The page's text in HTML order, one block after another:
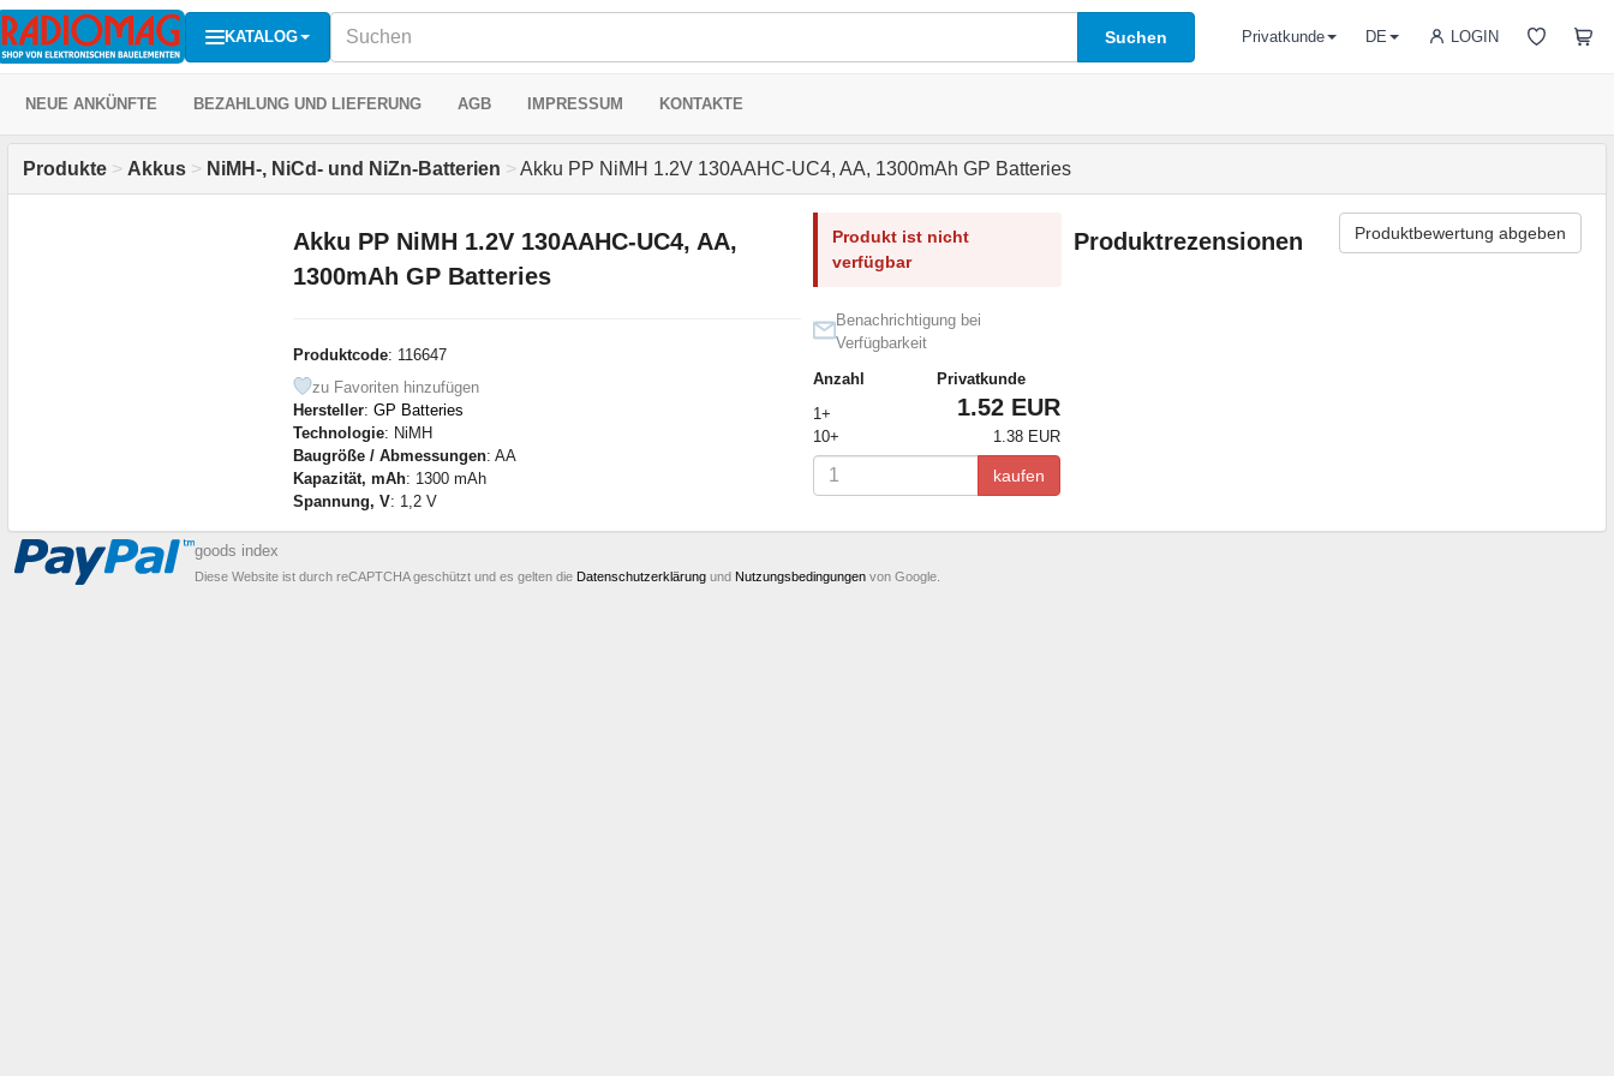
KATALOG Suchen LOGIN
Privatkunde DE
NEUE ANKÜNFTE BEZAHLUNG UND LIEFERUNG AGB IMPRESSUM KONTAKTE
Produkte > Akkus > NiMH-, NiCd- und NiZn-Batterien > Akku PP NiMH 1.2V 130AAHC-UC4, AA, 1300mAh GP Batteries
Akku PP NiMH 1.2V 130AAHC-UC4, AA,
1300mAh GP Batteries
Produktcode: 116647
zu Favoriten hinzufügen
Hersteller: GP Batteries
Technologie: NiMH
Baugröße / Abmessungen: AA
Kapazität, mAh: 1300 mAh
Spannung, V: 1,2 V
Produkt ist nicht
verfügbar
Benachrichtigung bei
Verfügbarkeit
Anzahl
Privatkunde
1+
1.52 EUR
10+ 1.38 EUR
kaufen
Produktrezensionen Produktbewertung abgeben
goods index
Diese Website ist durch reCAPTCHA geschützt und es gelten die Datenschutzerklärung und Nutzungsbedingungen von Google.